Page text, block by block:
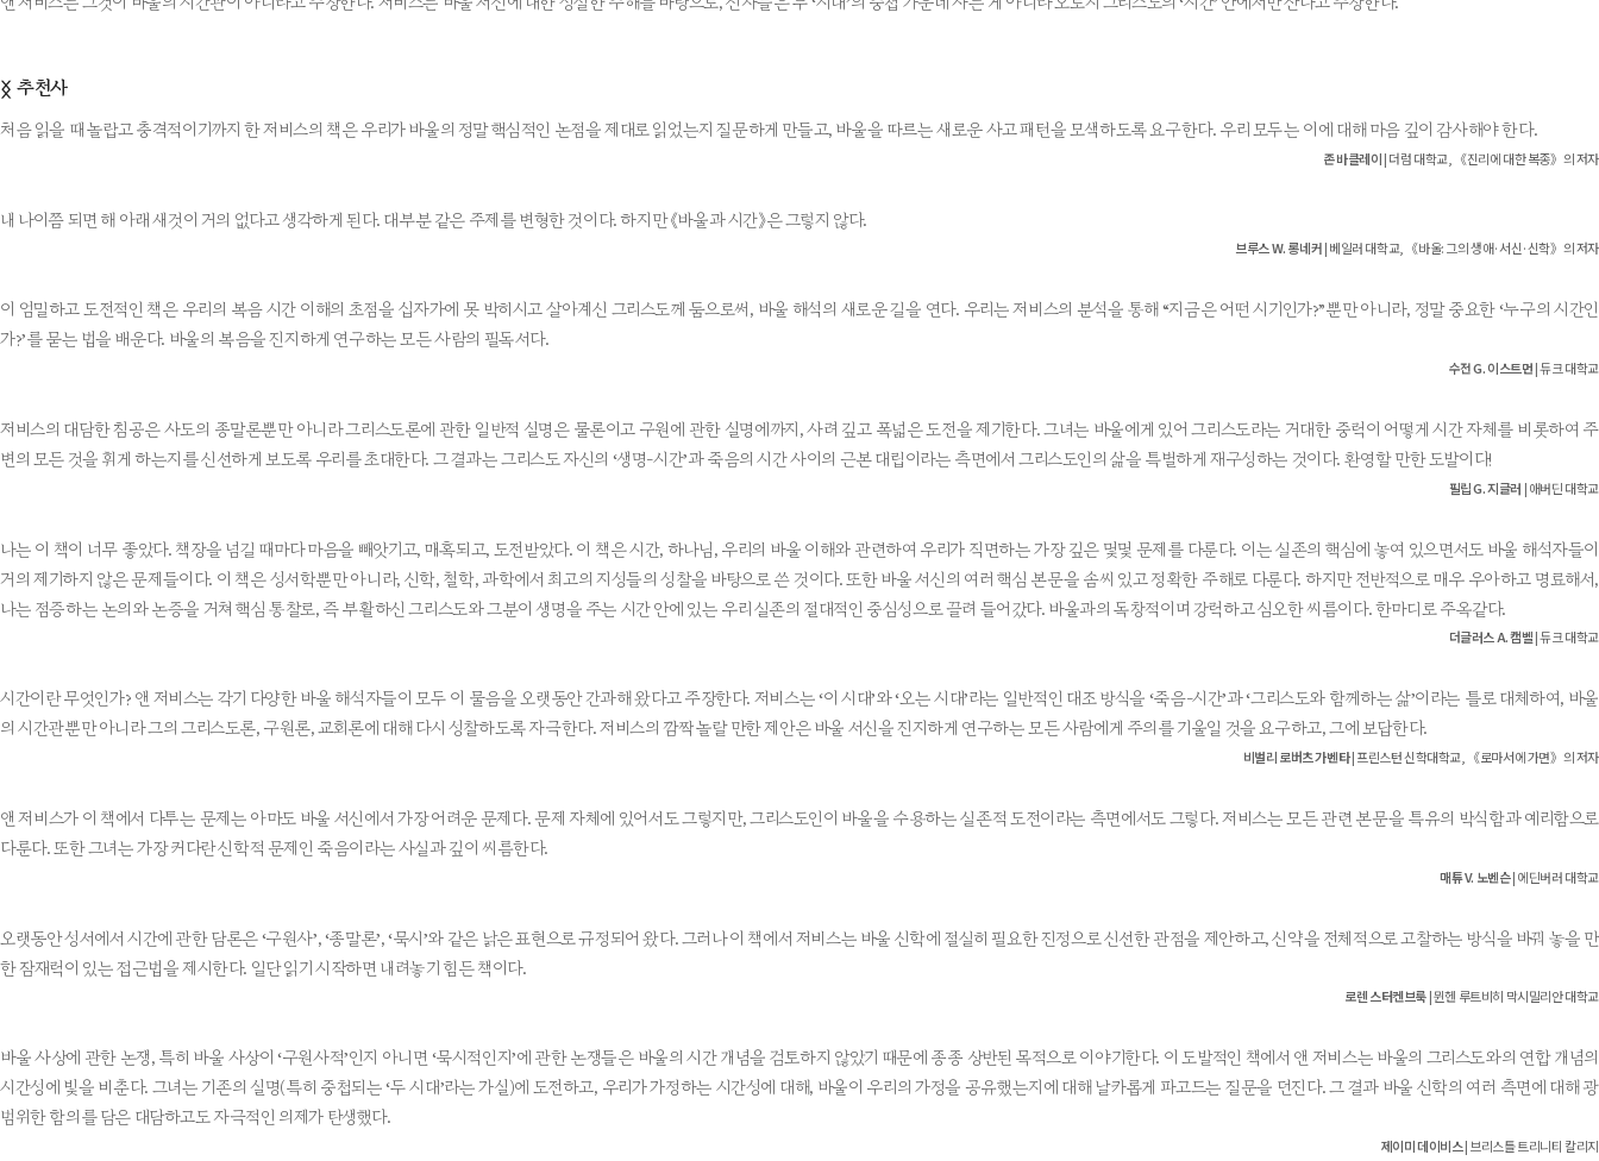
ᛝ 추천사
처음 읽을 때 놀랍고 충격적이기까지 한 저비스의 책은 우리가 바울의 정말 핵심적인 논점을 제대로 읽었는지 질문하게 만들고, 바울을 따르는 새로운 사고 패턴을 모색하도록 요구한다. 우리 모두는 이에 대해 마음 깊이 감사해야 한다.
존 바클레이| 더럼 대학교, 《진리에 대한 복종》의 저자
내 나이쯤 되면 해 아래 새것이 거의 없다고 생각하게 된다. 대부분 같은 주제를 변형한 것이다. 하지만 《바울과 시간》은 그렇지 않다.
브루스 W. 롱네커| 베일러 대학교, 《바울: 그의 생애·서신·신학》의 저자
이 엄밀하고 도전적인 책은 우리의 복음 시간 이해의 초점을 십자가에 못 박히시고 살아계신 그리스도께 둠으로써, 바울 해석의 새로운 길을 연다. 우리는 저비스의 분석을 통해 “지금은 어떤 시기인가?”뿐만 아니라, 정말 중요한 ‘누구의 시간인
가?’를 묻는 법을 배운다. 바울의 복음을 진지하게 연구하는 모든 사람의 필독서다.
수전 G. 이스트먼| 듀크 대학교
저비스의 대담한 침공은 사도의 종말론뿐만 아니라 그리스도론에 관한 일반적 설명은 물론이고 구원에 관한 설명에까지, 사려 깊고 폭넓은 도전을 제기한다. 그녀는 바울에게 있어 그리스도라는 거대한 중력이 어떻게 시간 자체를 비롯하여 주
변의 모든 것을 휘게 하는지를 신선하게 보도록 우리를 초대한다. 그 결과는 그리스도 자신의 ‘생명-시간’과 죽음의 시간 사이의 근본 대립이라는 측면에서 그리스도인의 삶을 특별하게 재구성하는 것이다. 환영할 만한 도발이다!
필립 G. 지글러 | 애버딘 대학교
나는 이 책이 너무 좋았다. 책장을 넘길 때마다 마음을 빼앗기고, 매혹되고, 도전받았다. 이 책은 시간, 하나님, 우리의 바울 이해와 관련하여 우리가 직면하는 가장 깊은 몇몇 문제를 다룬다. 이는 실존의 핵심에 놓여 있으면서도 바울 해석자들이
거의 제기하지 않은 문제들이다. 이 책은 성서학뿐만 아니라, 신학, 철학, 과학에서 최고의 지성들의 성찰을 바탕으로 쓴 것이다. 또한 바울 서신의 여러 핵심 본문을 솜씨 있고 정확한 주해로 다룬다. 하지만 전반적으로 매우 우아하고 명료해서,
나는 점증하는 논의와 논증을 거쳐 핵심 통찰로, 즉 부활하신 그리스도와 그분이 생명을 주는 시간 안에 있는 우리 실존의 절대적인 중심성으로 끌려 들어갔다. 바울과의 독창적이며 강력하고 심오한 씨름이다. 한마디로 주옥같다.
더글러스 A. 캠벨| 듀크 대학교
시간이란 무엇인가? 앤 저비스는 각기 다양한 바울 해석자들이 모두 이 물음을 오랫동안 간과해 왔다고 주장한다. 저비스는 ‘이 시대’와 ‘오는 시대’라는 일반적인 대조 방식을 ‘죽음-시간’과 ‘그리스도와 함께하는 삶’이라는 틀로 대체하여, 바울
의 시간관뿐만 아니라 그의 그리스도론, 구원론, 교회론에 대해 다시 성찰하도록 자극한다. 저비스의 깜짝 놀랄 만한 제안은 바울 서신을 진지하게 연구하는 모든 사람에게 주의를 기울일 것을 요구하고, 그에 보답한다.
비벌리 로버츠 가벤타| 프린스턴 신학대학교, 《로마서에 가면》의 저자
앤 저비스가 이 책에서 다투는 문제는 아마도 바울 서신에서 가장 어려운 문제다. 문제 자체에 있어서도 그렇지만, 그리스도인이 바울을 수용하는 실존적 도전이라는 측면에서도 그렇다. 저비스는 모든 관련 본문을 특유의 박식함과 예리함으로
다룬다. 또한 그녀는 가장 커다란 신학적 문제인 죽음이라는 사실과 깊이 씨름한다.
매튜 V. 노벤슨| 에딘버러 대학교
오랫동안 성서에서 시간에 관한 담론은 ‘구원사’, ‘종말론’, ‘묵시’와 같은 낡은 표현으로 규정되어 왔다. 그러나 이 책에서 저비스는 바울 신학에 절실히 필요한 진정으로 신선한 관점을 제안하고, 신약을 전체적으로 고찰하는 방식을 바꿔 놓을 만
한 잠재력이 있는 접근법을 제시한다. 일단 읽기 시작하면 내려놓기 힘든 책이다.
로렌 스터켄브룩| 뮌헨 루트비히 막시밀리안 대학교
바울 사상에 관한 논쟁, 특히 바울 사상이 ‘구원사적’인지 아니면 ‘묵시적인지’에 관한 논쟁들은 바울의 시간 개념을 검토하지 않았기 때문에 종종 상반된 목적으로 이야기한다. 이 도발적인 책에서 앤 저비스는 바울의 그리스도와의 연합 개념의
시간성에 빛을 비춘다. 그녀는 기존의 설명(특히 중첩되는 ‘두 시대’라는 가설)에 도전하고, 우리가 가정하는 시간성에 대해, 바울이 우리의 가정을 공유했는지에 대해 날카롭게 파고드는 질문을 던진다. 그 결과 바울 신학의 여러 측면에 대해 광
범위한 함의를 담은 대담하고도 자극적인 의제가 탄생했다.
제이미 데이비스| 브리스틀 트리니티 칼리지